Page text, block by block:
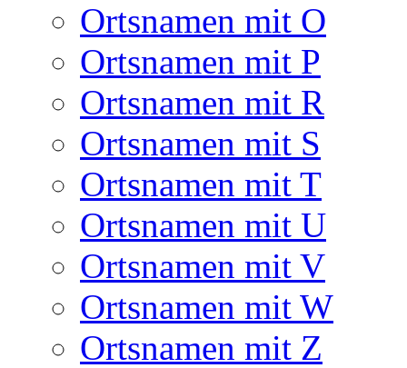
Ortsnamen mit O
Ortsnamen mit P
Ortsnamen mit R
Ortsnamen mit S
Ortsnamen mit T
Ortsnamen mit U
Ortsnamen mit V
Ortsnamen mit W
Ortsnamen mit Z